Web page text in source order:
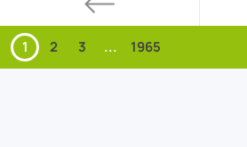
1 2 3 ... 1965